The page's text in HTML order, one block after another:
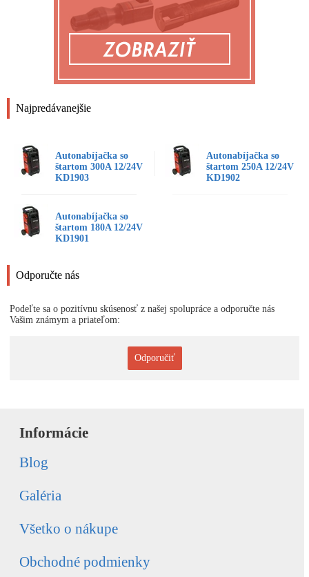
Najpredávanejšie
Autonabíjačka so
štartom 300A 12/24V
KD1903
Autonabíjačka so
štartom 250A 12/24V
KD1902
Autonabíjačka so
štartom 180A 12/24V
KD1901
Odporučte nás
Podeľte sa o pozitívnu skúsenosť z našej spolupráce a odporučte nás
Vašim známym a priateľom:
Odporučiť
Informácie
Blog
Galéria
Všetko o nákupe
Obchodné podmienky